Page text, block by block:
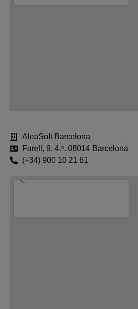
AleaSoft Barcelona
Farell, 9, 4.ᵒ. 08014 Barcelona
(+34) 900 10 21 61